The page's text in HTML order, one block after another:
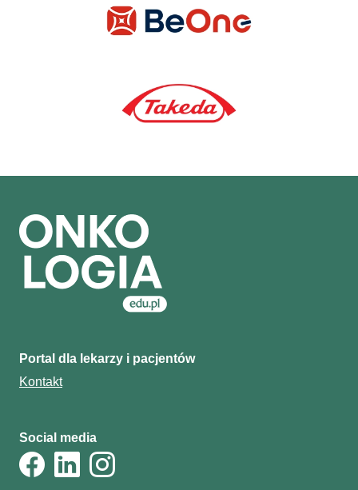
Portal dla lekarzy i pacjentów
Kontakt
Social media